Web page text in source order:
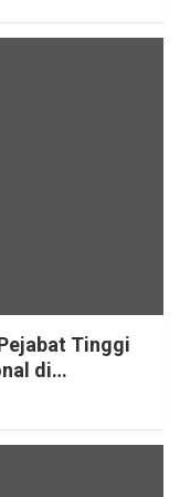
Tinggi
di